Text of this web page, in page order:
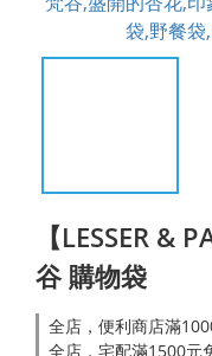
【LESSER &
谷 購物袋
全店，便利商店滿
全店，宅配滿1500元